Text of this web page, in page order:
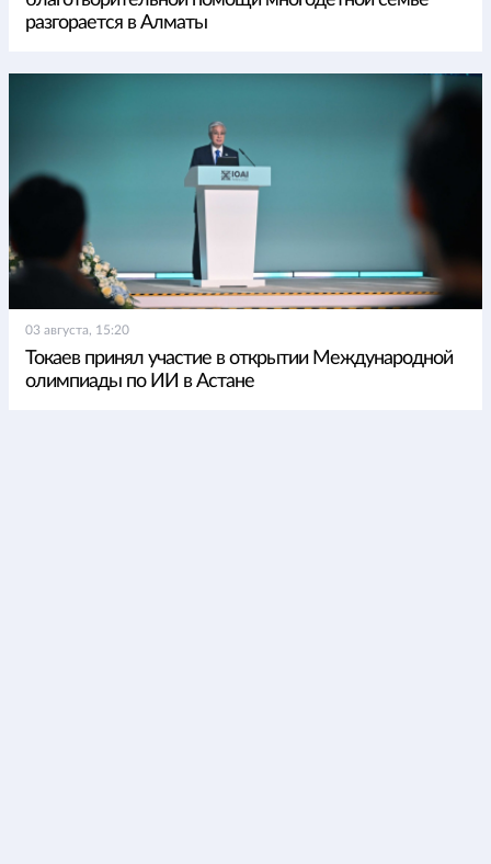
разгорается в Алматы
03 августа, 15:20
Токаев принял участие в открытии Международной
олимпиады по ИИ в Астане